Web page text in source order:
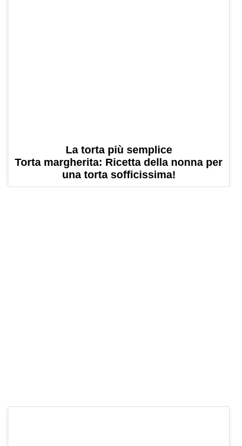
La torta più semplice
Torta margherita: Ricetta della nonna per
una torta sofficissima!